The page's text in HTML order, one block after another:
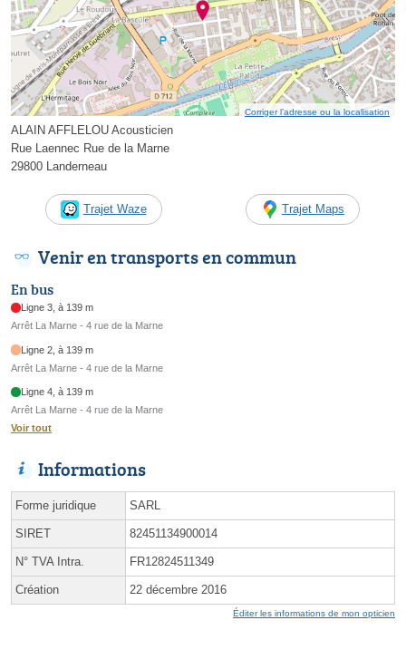
Corriger l’adresse ou la localisation
ALAIN AFFLELOU Acousticien
Rue Laennec Rue de la Marne
29800 Landerneau
Trajet Waze Trajet Maps
Venir en transports en commun
En bus
Ligne 3, à 139 m
Arrêt La Marne - 4 rue de la Marne
Ligne 2, à 139 m
Arrêt La Marne - 4 rue de la Marne
Ligne 4, à 139 m
Arrêt La Marne - 4 rue de la Marne
Voir tout
Informations
Forme juridique SARL
SIRET 82451134900014
N° TVA Intra. FR12824511349
Création 22 décembre 2016
Éditer les informations de mon opticien